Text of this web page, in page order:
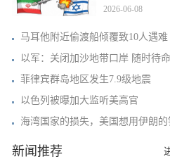
2026-06-08
马耳他附近偷渡船倾覆致10人遇难
以军：关闭加沙地带口岸 随时待
菲律宾群岛地区发生7.9级地震
以色列被曝加大监听美高官
海湾国家的损失，美国想用伊朗的
新闻推荐